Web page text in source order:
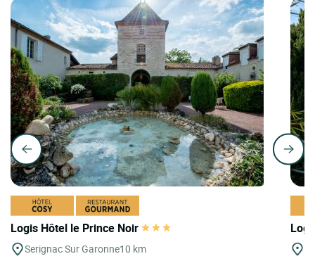
Logis Hôtel le Prince Noir
Serignac Sur Garonne10 km